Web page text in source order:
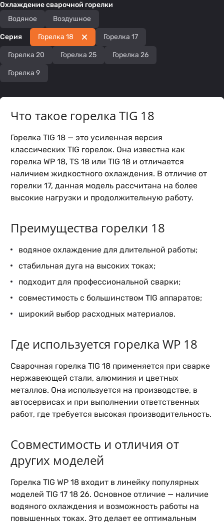
Охлаждение сварочной горелки
Водяное
Воздушное
Серия Горелка 17
Горелка 18
Горелка 20 Горелка 25 Горелка 26
Горелка 9
Что такое горелка TIG 18
Горелка TIG 18 — это усиленная версия
классических TIG горелок. Она известна как
горелка WP 18, TS 18 или TIG 18 и отличается
наличием жидкостного охлаждения. В отличие от
горелки 17, данная модель рассчитана на более
высокие нагрузки и продолжительную работу.
Преимущества горелки 18
водяное охлаждение для длительной работы;
стабильная дуга на высоких токах;
подходит для профессиональной сварки;
совместимость с большинством TIG аппаратов;
широкий выбор расходных материалов.
Где используется горелка WP 18
Сварочная горелка TIG 18 применяется при сварке
нержавеющей стали, алюминия и цветных
металлов. Она используется на производстве, в
автосервисах и при выполнении ответственных
работ, где требуется высокая производительность.
Совместимость и отличия от
других моделей
Горелка TIG WP 18 входит в линейку популярных
моделей TIG 17 18 26. Основное отличие — наличие
водяного охлаждения и возможность работы на
повышенных токах. Это делает ее оптимальным